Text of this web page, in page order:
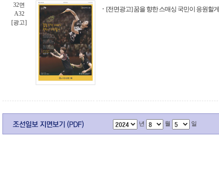
32면
A32
[광고]
[전면광고] 꿈을 향한 스매싱 국민이 응원할
년 월 일